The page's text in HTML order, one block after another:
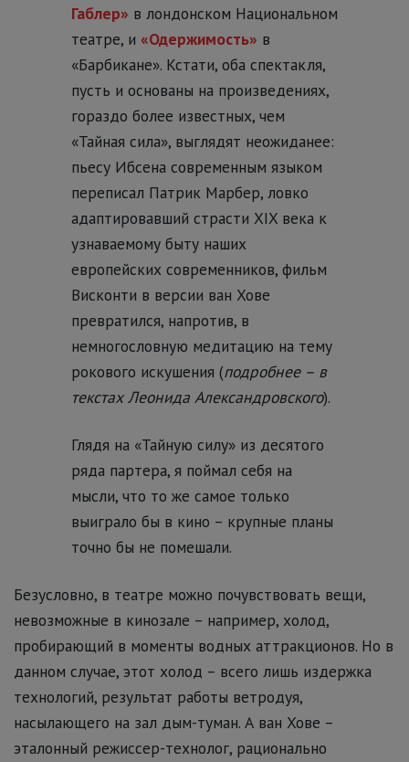
Габлер» в лондонском Национальном
театре, и «Одержимость» в
«Барбикане». Кстати, оба спектакля,
пусть и основаны на произведениях,
гораздо более известных, чем
«Тайная сила», выглядят неожиданее:
пьесу Ибсена современным языком
переписал Патрик Марбер, ловко
адаптировавший страсти XIX века к
узнаваемому быту наших
европейских современников, фильм
Висконти в версии ван Хове
превратился, напротив, в
немногословную медитацию на тему
рокового искушения (подробнее – в
текстах Леонида Александровского).
Глядя на «Тайную силу» из десятого
ряда партера, я поймал себя на
мысли, что то же самое только
выиграло бы в кино – крупные планы
точно бы не помешали.
Безусловно, в театре можно почувствовать вещи,
невозможные в кинозале – например, холод,
пробирающий в моменты водных аттракционов. Но в
данном случае, этот холод – всего лишь издержка
технологий, результат работы ветродуя,
насылающего на зал дым-туман. А ван Хове –
эталонный режиссер-технолог, рационально